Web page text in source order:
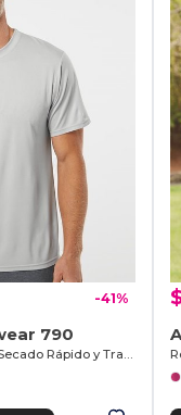
-41%
790
Camiseta Deportiva de Secado Rápido y Transpirable